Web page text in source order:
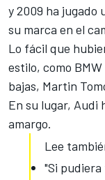
y 2009 ha jugado
su marca en el
Lo fácil que
estilo, como
bajas, Martin
En su lugar, Audi
amargo.
Lee
"Si